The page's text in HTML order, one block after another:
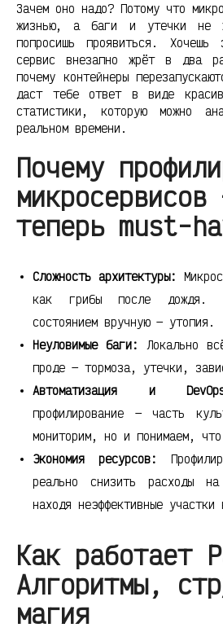
Зачем оно надо? Потому что
жизнью, а баги и утечки не
попросишь проявиться.
сервис внезапно жрёт в два
почему контейнеры
даст тебе ответ в виде
статистики, которую можно
реальном времени.
Почему
теперь must-
Сложность архитектуры:
как грибы после дождя.
состоянием вручную — утопия.
Неуловимые баги:
Локально
проде — тормоза, утечки,
Автоматизация и
профилирование — часть
мониторим, но и понимаем, что
Экономия ресурсов:
реально снизить расходы на
находя неэффективные участки
Как работает
Алгоритмы,
магия